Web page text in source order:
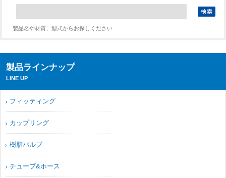
製品名や材質、型式からお探しください
製品ラインナップ
LINE UP
フィッティング
カップリング
樹脂バルブ
チューブ&ホース